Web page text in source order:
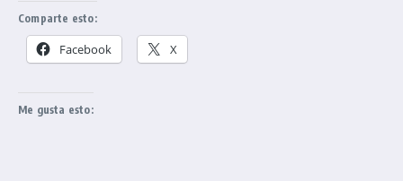
Comparte esto:
Facebook X
Me gusta esto: